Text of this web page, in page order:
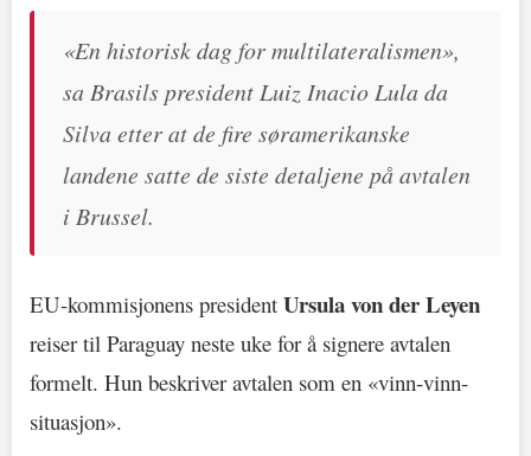
«En historisk dag for multilateralismen»,
sa Brasils president Luiz Inacio Lula da
Silva etter at de fire søramerikanske
landene satte de siste detaljene på avtalen
i Brussel.
EU-kommisjonens president Ursula von der Leyen
reiser til Paraguay neste uke for å signere avtalen
formelt. Hun beskriver avtalen som en «vinn-vinn-
situasjon».